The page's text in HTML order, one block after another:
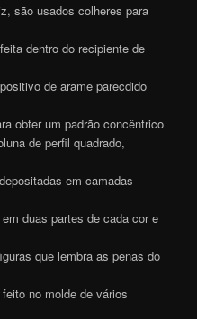
são usados colheres para
dentro do recipiente de
de arame parecdido
obter um padrão concêntrico
de perfil quadrado,
em camadas
duas partes de cada cor e
que lembra as penas do
no molde de vários